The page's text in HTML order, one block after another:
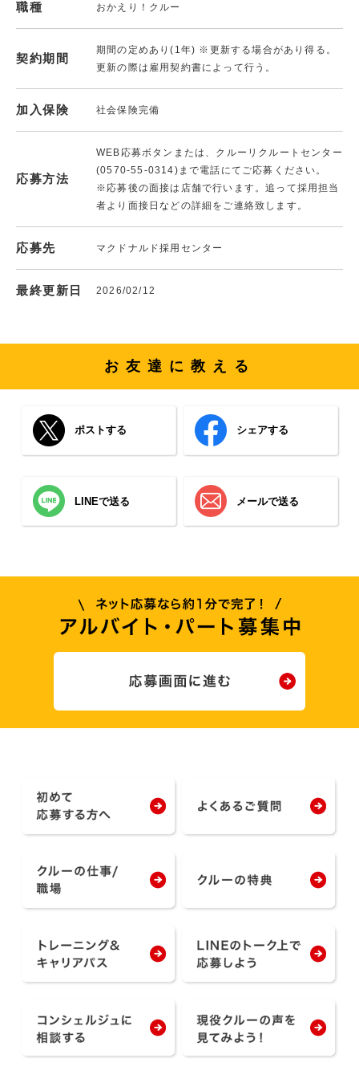
職種 おかえり！クルー
契約期間
期間の定めあり(1年) ※更新する場合があり得る。
更新の際は雇用契約書によって行う。
加入保険 社会保険完備
応募方法
WEB応募ボタンまたは、クルーリクルートセンター
(0570-55-0314)まで電話にてご応募ください。
※応募後の面接は店舗で行います。追って採用担当
者より面接日などの詳細をご連絡致します。
応募先 マクドナルド採用センター
最終更新日 2026/02/12
お友達に教える
ポストする シェアする
LINEで送る メールで送る